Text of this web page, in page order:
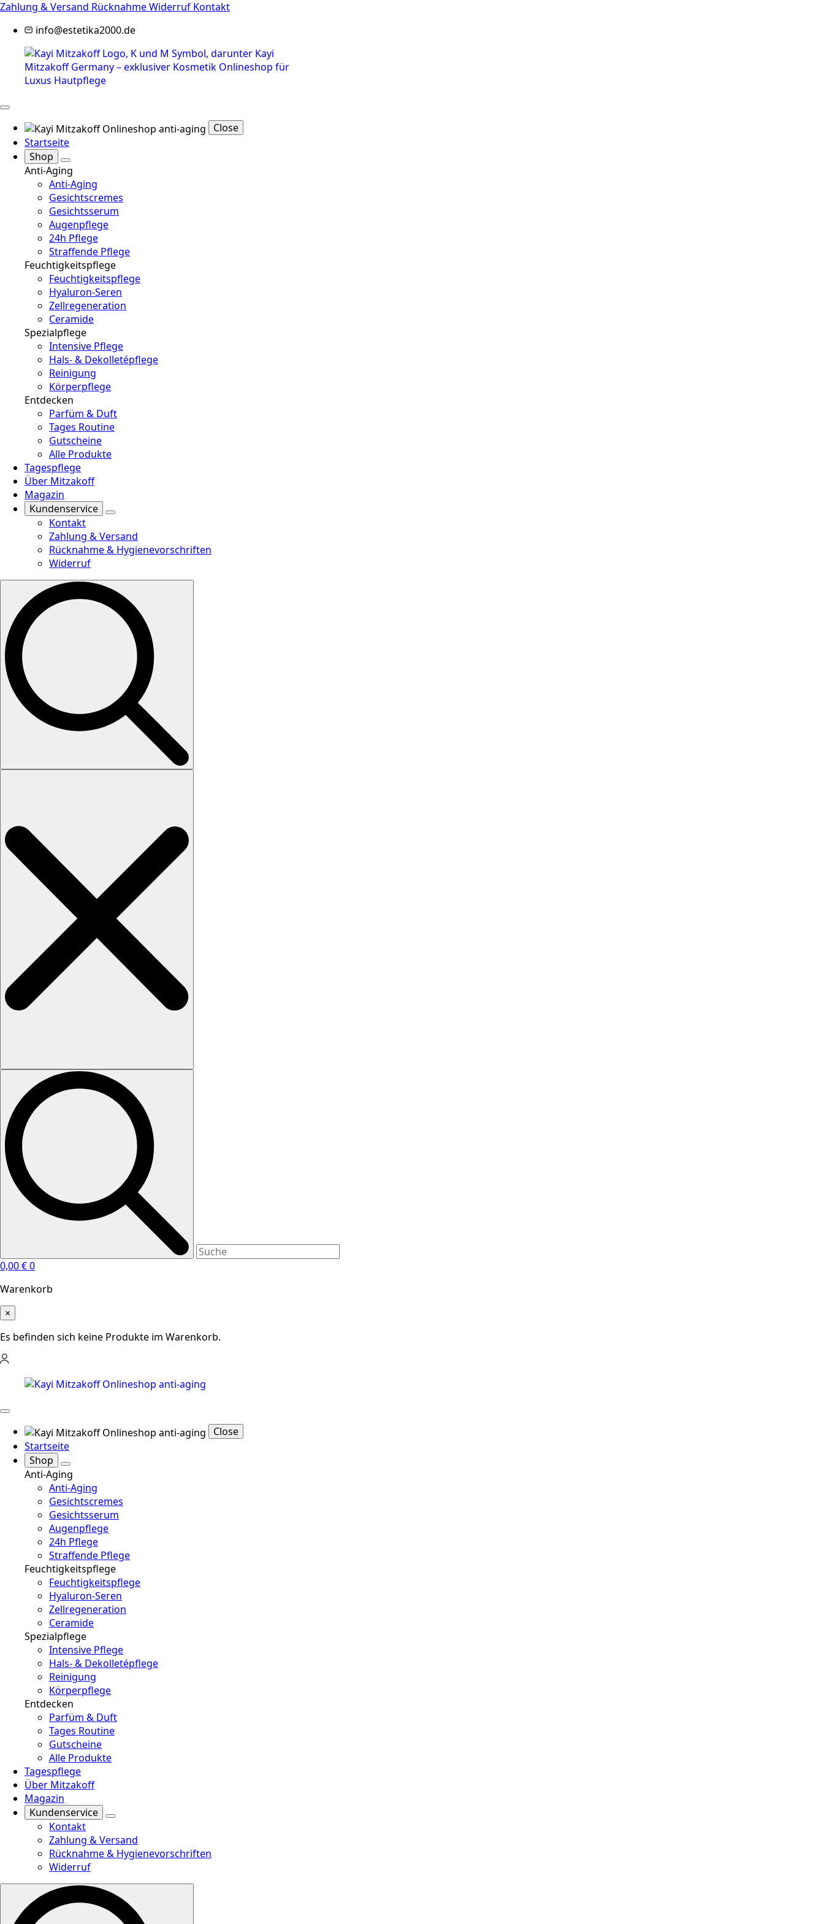
Zahlung & Versand RücknahmeWiderruf Kontakt
info@estetika2000.de
Close
Startseite
Shop
Anti-Aging
Anti-Aging
Gesichtscremes
Gesichtsserum
Augenpflege
24h Pflege
Straffende Pflege
Feuchtigkeitspflege
Feuchtigkeitspflege
Hyaluron-Seren
Zellregeneration
Ceramide
Spezialpflege
Intensive Pflege
Hals- & Dekolletépflege
Reinigung
Körperpflege
Entdecken
Parfüm & Duft
Tages Routine
Gutscheine
Alle Produkte
Tagespflege
Über Mitzakoff
Magazin
Kundenservice
Kontakt
Zahlung & Versand
Rücknahme & Hygienevorschriften
Widerruf
Search
0,00€0
Warenkorb
×
Es befinden sich keine Produkte im Warenkorb.
Close
Startseite
Shop
Anti-Aging
Anti-Aging
Gesichtscremes
Gesichtsserum
Augenpflege
24h Pflege
Straffende Pflege
Feuchtigkeitspflege
Feuchtigkeitspflege
Hyaluron-Seren
Zellregeneration
Ceramide
Spezialpflege
Intensive Pflege
Hals- & Dekolletépflege
Reinigung
Körperpflege
Entdecken
Parfüm & Duft
Tages Routine
Gutscheine
Alle Produkte
Tagespflege
Über Mitzakoff
Magazin
Kundenservice
Kontakt
Zahlung & Versand
Rücknahme & Hygienevorschriften
Widerruf